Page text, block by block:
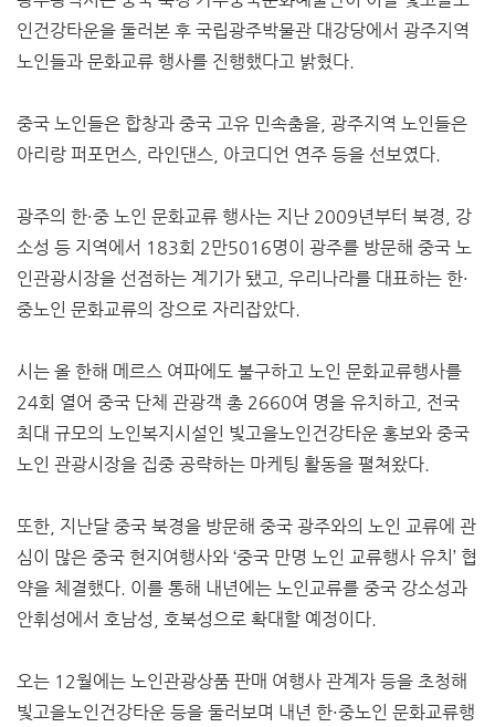
인건강타운을 둘러본 후 국립광주박물관 대강당에서 광주지역
노인들과 문화교류 행사를 진행했다고 밝혔다.
중국 노인들은 합창과 중국 고유 민속춤을, 광주지역 노인들은
아리랑 퍼포먼스, 라인댄스, 아코디언 연주 등을 선보였다.
광주의 한·중 노인 문화교류 행사는 지난 2009년부터 북경, 강
소성 등 지역에서 183회 2만5016명이 광주를 방문해 중국 노
인관광시장을 선점하는 계기가 됐고, 우리나라를 대표하는 한·
중노인 문화교류의 장으로 자리잡았다.
시는 올 한해 메르스 여파에도 불구하고 노인 문화교류행사를
24회 열어 중국 단체 관광객 총 2660여 명을 유치하고, 전국
최대 규모의 노인복지시설인 빛고을노인건강타운 홍보와 중국
노인 관광시장을 집중 공략하는 마케팅 활동을 펼쳐왔다.
또한, 지난달 중국 북경을 방문해 중국 광주와의 노인 교류에 관
심이 많은 중국 현지여행사와 ‘중국 만명 노인 교류행사 유치’ 협
약을 체결했다. 이를 통해 내년에는 노인교류를 중국 강소성과
안휘성에서 호남성, 호북성으로 확대할 예정이다.
오는 12월에는 노인관광상품 판매 여행사 관계자 등을 초청해
빛고을노인건강타운 등을 둘러보며 내년 한·중노인 문화교류행